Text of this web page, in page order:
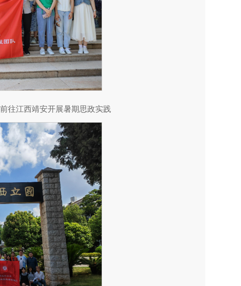
往江西靖安开展暑期思政实践